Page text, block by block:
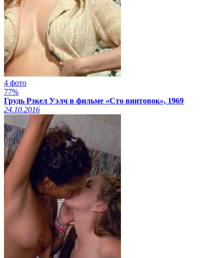
4 фото
77%
Грудь Рэкел Уэлч в фильме «Сто винтовок», 1969
24.10.2016